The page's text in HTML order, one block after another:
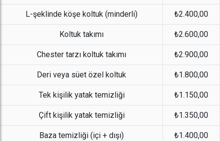
L-şeklinde köşe koltuk (minderli) ₺2.400,00
Koltuk takımı ₺2.600,00
Chester tarzı koltuk takımı ₺2.900,00
Deri veya süet özel koltuk ₺1.800,00
Tek kişilik yatak temizliği ₺1.150,00
Çift kişilik yatak temizliği ₺1.350,00
Baza temizliği (içi + dışı) ₺1.400,00